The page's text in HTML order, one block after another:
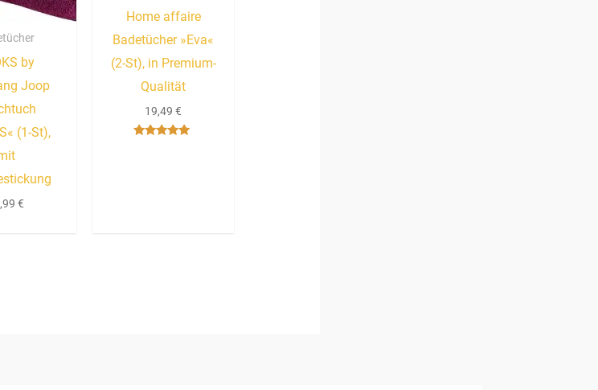
by
Joop
(1-St),
€
Home affaire
Badetücher »Eva«
(2-St), in Premium-
Qualität
19,49€